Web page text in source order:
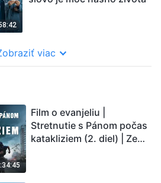
viac
Film o evanjeliu |
Stretnutie s Pánom počas
katakliziem (2. diel) | Zem